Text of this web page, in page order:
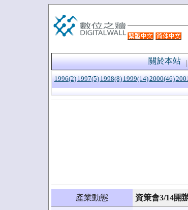
關於本站
1996(2) 1997(5) 1998(8) 1999(14)2000(46)
產業動態 資策會3/14開